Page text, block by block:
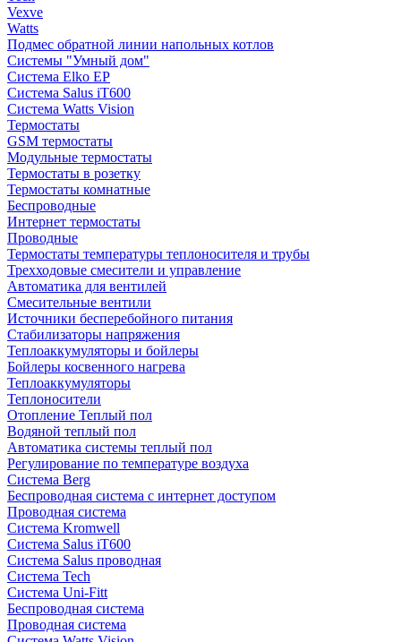
Vexve
Watts
Подмес обратной линии напольных котлов
Системы "Умный дом"
Система Elko EP
Система Salus iT600
Система Watts Vision
Термостаты
GSM термостаты
Модульные термостаты
Термостаты в розетку
Термостаты комнатные
Беспроводные
Интернет термостаты
Проводные
Термостаты температуры теплоносителя и трубы
Трехходовые смесители и управление
Автоматика для вентилей
Смесительные вентили
Источники бесперебойного питания
Стабилизаторы напряжения
Теплоаккумуляторы и бойлеры
Бойлеры косвенного нагрева
Теплоаккумуляторы
Теплоносители
Отопление Теплый пол
Водяной теплый пол
Автоматика системы теплый пол
Регулирование по температуре воздуха
Система Berg
Беспроводная система с интернет доступом
Проводная система
Система Kromwell
Система Salus iT600
Система Salus проводная
Система Tech
Система Uni-Fitt
Беспроводная система
Проводная система